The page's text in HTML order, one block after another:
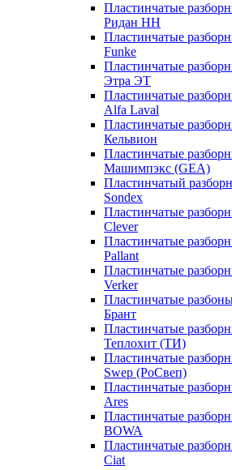
Пластинчатые
Ридан НН
Пластинчатые
Funke
Пластинчатые
Этра ЭТ
Пластинчатые
Alfa Laval
Пластинчатые
Кельвион
Пластинчатые
Машимпэкс (GEA)
Пластинчатый
Sondex
Пластинчатые
Clever
Пластинчатые
Pallant
Пластинчатые
Verker
Пластинчатые
Брант
Пластинчатые
Теплохит (ТИ)
Пластинчатые
Swep (РоСвеп)
Пластинчатые
Ares
Пластинчатые
BOWA
Пластинчатые
Ciat